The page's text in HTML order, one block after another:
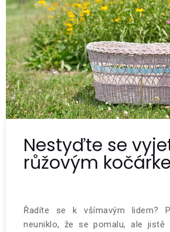
Nestyďte se
růžovým
Řadíte se k všímavým lidem?
neuniklo, že se pomalu, ale jistě